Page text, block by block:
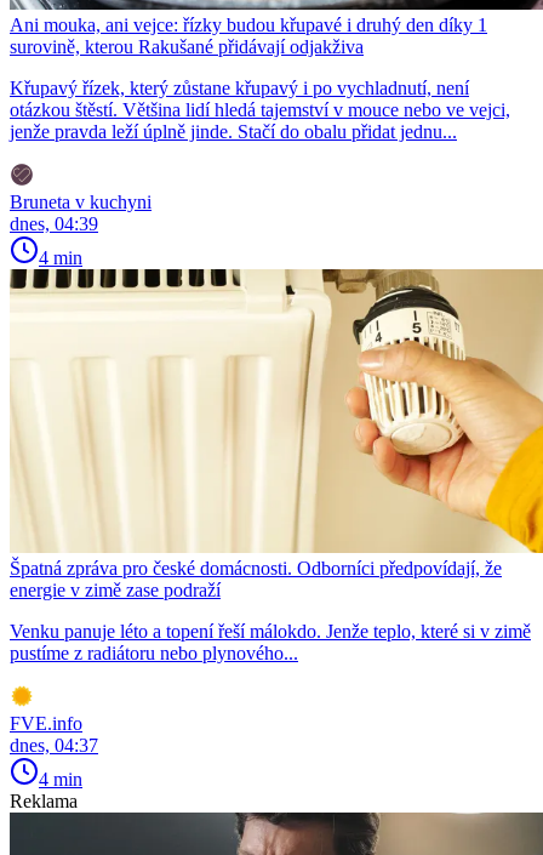
Ani mouka, ani vejce: řízky budou křupavé i druhý den díky 1
surovině, kterou Rakušané přidávají odjakživa
Křupavý řízek, který zůstane křupavý i po vychladnutí, není
otázkou štěstí. Většina lidí hledá tajemství v mouce nebo ve vejci,
jenže pravda leží úplně jinde. Stačí do obalu přidat jednu...
Bruneta v kuchyni
dnes, 04:39
4 min
Špatná zpráva pro české domácnosti. Odborníci předpovídají, že
energie v zimě zase podraží
Venku panuje léto a topení řeší málokdo. Jenže teplo, které si v zimě
pustíme z radiátoru nebo plynového...
FVE.info
dnes, 04:37
4 min
Reklama